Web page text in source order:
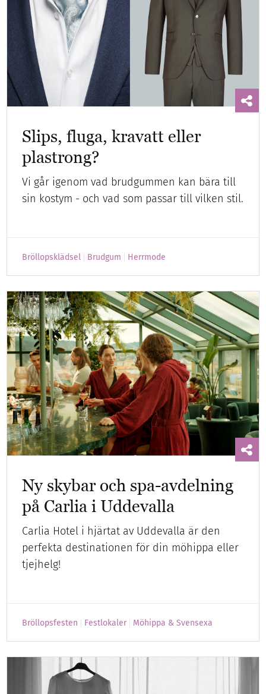
Slips, fluga, kravatt eller
plastrong?
Vi går igenom vad brudgummen kan bära till
sin kostym - och vad som passar till vilken stil.
Bröllopsklädsel Brudgum Herrmode
Ny skybar och spa-avdelning
på Carlia i Uddevalla
Carlia Hotel i hjärtat av Uddevalla är den
perfekta destinationen för din möhippa eller
tjejhelg!
Bröllopsfesten Festlokaler Möhippa & Svensexa